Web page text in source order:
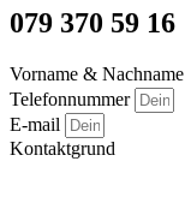
079 370 59 16
Vorname & Nachname
Telefonnummer
E-mail
Kontaktgrund